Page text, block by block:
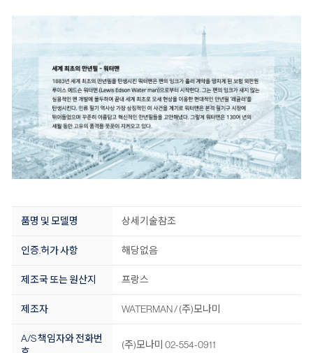
품명 및 모델명 상세기술참조
인증.허가 사항 해당없음
제조국 또는 원산지 프랑스
제조자 WATERMAN / (주)모나미
A/S 책임자와 전화번
(주)모나미 02-554-0911